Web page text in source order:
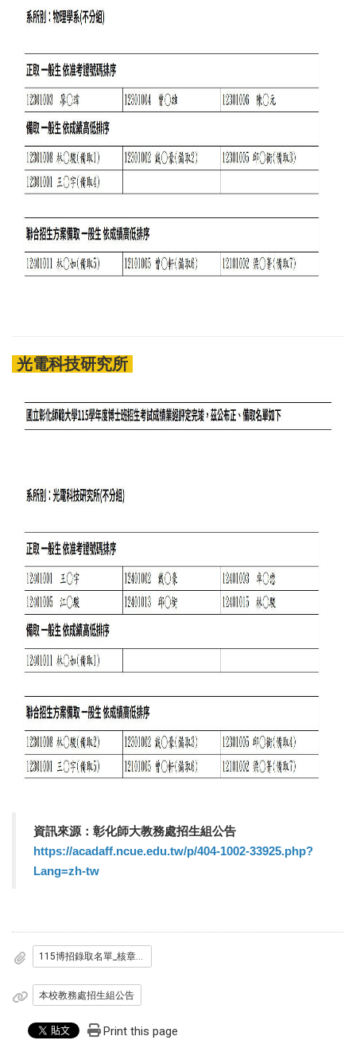
光電科技研究所
資訊來源：彰化師大教務處招生組公告
https://acadaff.ncue.edu.tw/p/404-1002-33925.php?
Lang=zh-tw
115博招錄取名單_核章版_.pdf
本校教務處招生組公告
Print this page